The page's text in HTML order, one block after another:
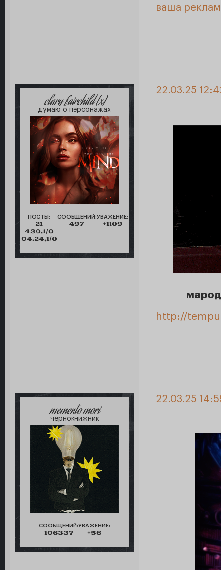
ваша
clary fairchild [x]
думаю о персонажах
ПОСТЫ:
21
430,1/0
04.24,1/0
СООБЩЕНИЙ:
497
УВАЖЕНИЕ:
+1109
22.03.25
http://
memento mori
чернокнижник
СООБЩЕНИЙ:
106337
УВАЖЕНИЕ:
+56
22.03.25